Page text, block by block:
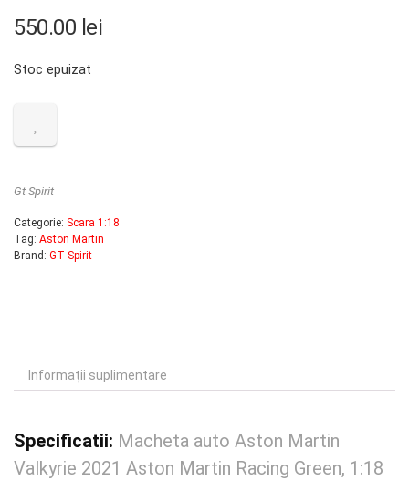
550.00 lei
Stoc epuizat
Gt Spirit
Categorie: Scara 1:18
Tag: Aston Martin
Brand: GT Spirit
Informații suplimentare
Specificatii: Macheta auto Aston Martin
Valkyrie 2021 Aston Martin Racing Green, 1:18